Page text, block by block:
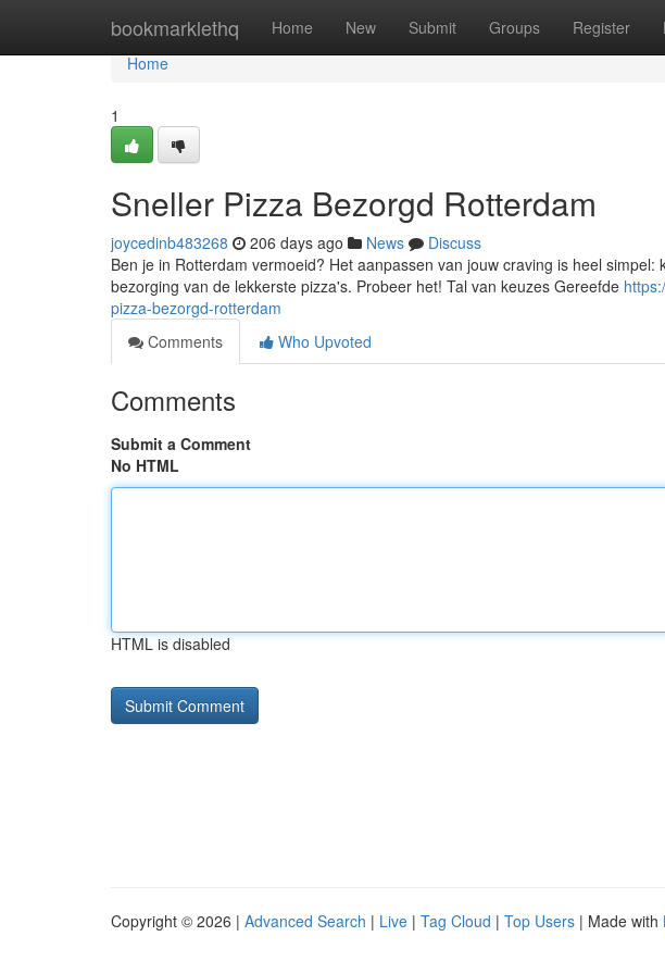
bookmarklethq Home New Submit Groups Register
Home
Home
1
Sneller Pizza Bezorgd Rotterdam
joycedinb483268 206 days ago News
Discuss
Ben je in Rotterdam vermoeid? Het aanpassen van jouw craving is heel
bezorging van de lekkerste pizza's. Probeer het! Tal van keuzes Gereefde
pizza-bezorgd-rotterdam
Comments
Who Upvoted
Comments
Submit a Comment
No HTML
HTML is disabled
Copyright © 2026 | Advanced Search | Live | Tag Cloud | Top Users | Made with